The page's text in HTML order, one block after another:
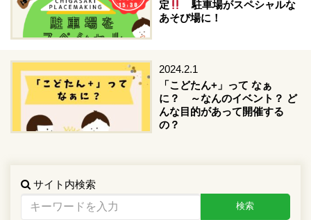
定
駐車場がスペシャルな
あそび場に！
2024.2.1
「こどたん+」って なぁ
に？ ～なんのイベント？ ど
んな目的があって開催する
の？
サイト内検索